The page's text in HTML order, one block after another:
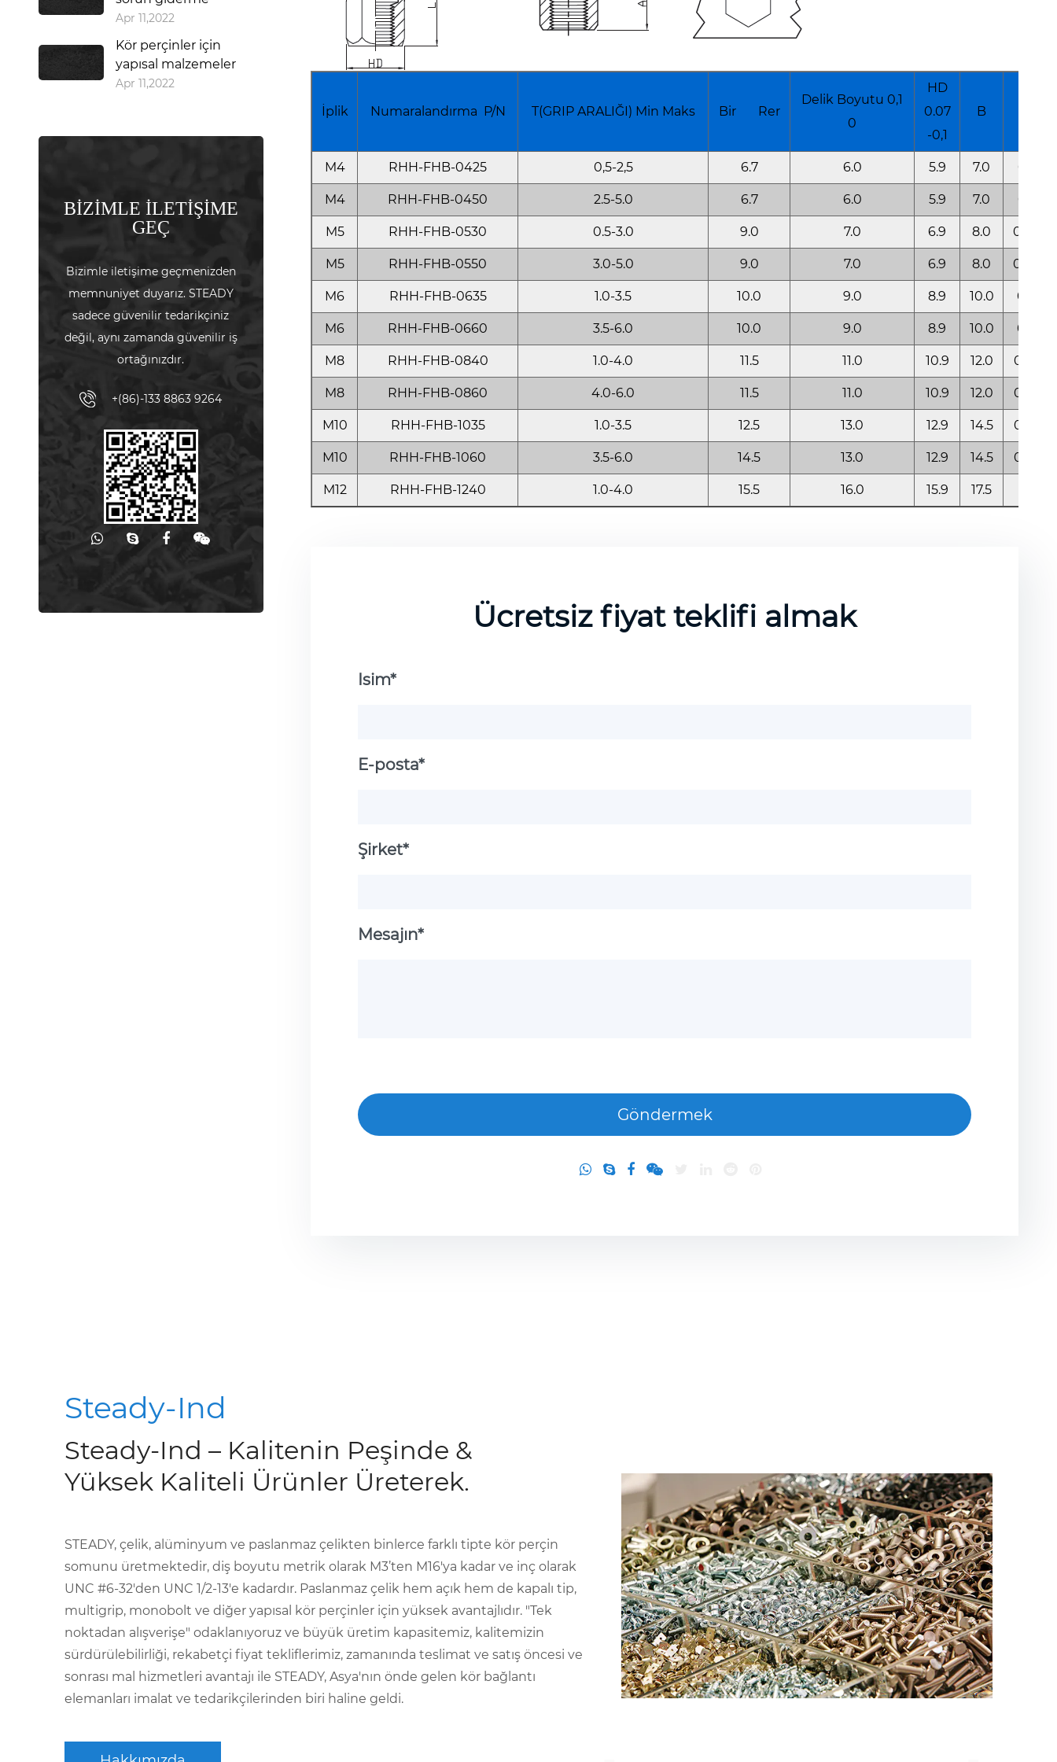
Apr 11,2022
Kör perçinler için
yapısal malzemeler
Apr 11,2022
BİZİMLE İLETİŞİME
GEÇ
Bizimle iletişime geçmenizden
memnuniyet duyarız. STEADY
sadece güvenilir tedarikçiniz
değil, aynı zamanda güvenilir iş
ortağınızdır.
+(86)-133 8863 9264
İplik Numaralandırma P/N T(GRIP ARALIĞI) Min Maks Bir Rer
Delik Boyutu 0,1
0
HD
0.07
-0,1
B
M4 RHH-FHB-0425 0,5-2,5 6.7 6.0 5.9 7.0 0.5
M4 RHH-FHB-0450 2.5-5.0 6.7 6.0 5.9 7.0 0.5
M5 RHH-FHB-0530 0.5-3.0 9.0 7.0 6.9 8.0 0.50
M5 RHH-FHB-0550 3.0-5.0 9.0 7.0 6.9 8.0 0.50
M6 RHH-FHB-0635 1.0-3.5 10.0 9.0 8.9 10.0 0.6
M6 RHH-FHB-0660 3.5-6.0 10.0 9.0 8.9 10.0 0.6
M8 RHH-FHB-0840 1.0-4.0 11.5 11.0 10.9 12.0 0.65
M8 RHH-FHB-0860 4.0-6.0 11.5 11.0 10.9 12.0 0.65
M10 RHH-FHB-1035 1.0-3.5 12.5 13.0 12.9 14.5 0.75
M10 RHH-FHB-1060 3.5-6.0 14.5 13.0 12.9 14.5 0.75
M12 RHH-FHB-1240 1.0-4.0 15.5 16.0 15.9 17.5
Ücretsiz fiyat teklifi almak
Isim*
E-posta*
Şirket*
Mesajın*
Steady-Ind
Steady-Ind – Kalitenin Peşinde &
Yüksek Kaliteli Ürünler Üreterek.
STEADY, çelik, alüminyum ve paslanmaz çelikten binlerce farklı tipte kör perçin
somunu üretmektedir, diş boyutu metrik olarak M3’ten M16'ya kadar ve inç olarak
UNC #6-32'den UNC 1/2-13'e kadardır. Paslanmaz çelik hem açık hem de kapalı tip,
multigrip, monobolt ve diğer yapısal kör perçinler için yüksek avantajlıdır. "Tek
noktadan alışverişe" odaklanıyoruz ve büyük üretim kapasitemiz, kalitemizin
sürdürülebilirliği, rekabetçi fiyat tekliflerimiz, zamanında teslimat ve satış öncesi ve
sonrası mal hizmetleri avantajı ile STEADY, Asya'nın önde gelen kör bağlantı
elemanları imalat ve tedarikçilerinden biri haline geldi.